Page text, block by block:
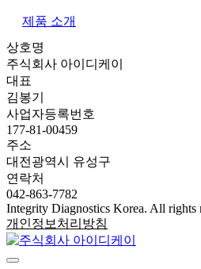
제품 소개
상호명
주식회사 아이디케이
대표
김봉기
사업자등록번호
177-81-00459
주소
대전광역시 유성구
연락처
042-863-7782
Integrity Diagnostics Korea. All rights
개인정보처리방침